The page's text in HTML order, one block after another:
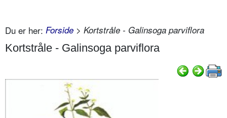
Du er her: Forside > Kortstråle - Galinsoga parviflora
Kortstråle - Galinsoga parviflora